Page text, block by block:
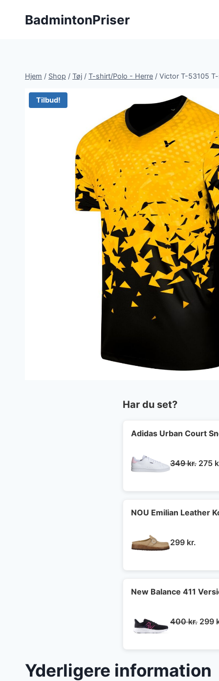
BadmintonPriser
Hjem / Shop / Tøj / T-shirt/Polo - Herre / Victor T-53105
Tilbud!
Har du set?
Adidas Urban Court
349kr. Den
349
275
NOU Emilian Leather
299 kr.
New Balance 411
400kr. Den
400
299
Yderligere information